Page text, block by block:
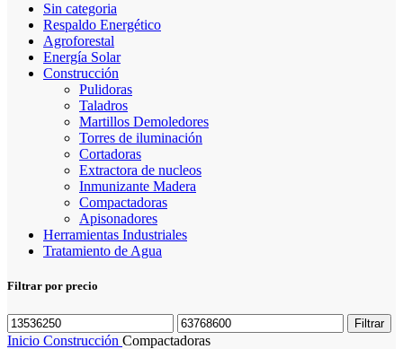
Sin categoria
Respaldo Energético
Agroforestal
Energía Solar
Construcción
Pulidoras
Taladros
Martillos Demoledores
Torres de iluminación
Cortadoras
Extractora de nucleos
Inmunizante Madera
Compactadoras
Apisonadores
Herramientas Industriales
Tratamiento de Agua
Filtrar por precio
Filtrar
Inicio Construcción Compactadoras